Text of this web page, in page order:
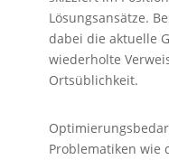
Lösungsansätze.
dabei die aktuelle
wiederholte
Ortsüblichkeit.
Problematiken wie